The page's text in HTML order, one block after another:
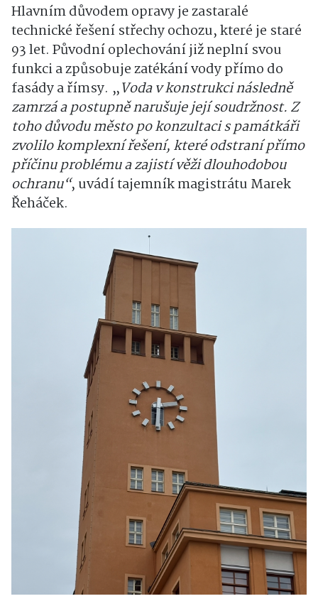
Hlavním důvodem opravy je zastaralé
technické řešení střechy ochozu, které je staré
93 let. Původní oplechování již neplní svou
funkci a způsobuje zatékání vody přímo do
fasády a římsy. „Voda v konstrukci následně
zamrzá a postupně narušuje její soudržnost. Z
toho důvodu město po konzultaci s památkáři
zvolilo komplexní řešení, které odstraní přímo
příčinu problému a zajistí věži dlouhodobou
ochranu“, uvádí tajemník magistrátu Marek
Řeháček.